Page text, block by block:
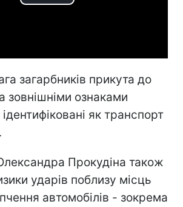
загарбників прикута до
зовнішніми ознаками
як транспорт
Прокудіна також
ударів поблизу місць
автомобілів - зокрема